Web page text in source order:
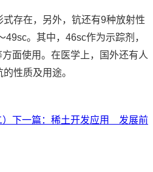
存在，另外，钪还有9种放射性
49sc。其中，46sc作为示踪剂，
面使用。在医学上，国外还有人
性质及用途。
下一篇： 稀土开发应用 发展前